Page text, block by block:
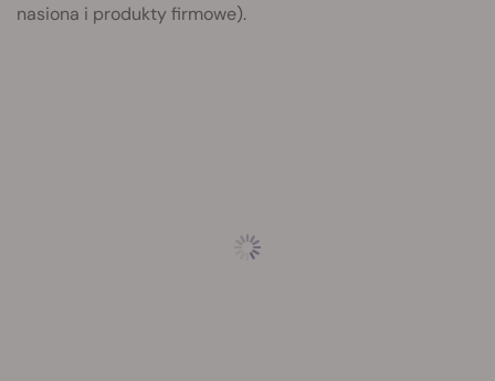
nasiona i produkty firmowe).